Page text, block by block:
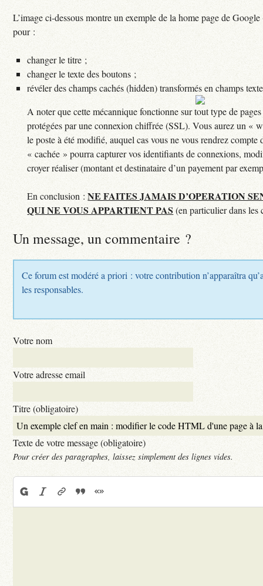
L’image ci-dessous montre un exemple de la home page de
pour :
changer le titre ;
changer le texte des boutons ;
révéler des champs cachés (hidden) transformés en champs
A noter que cette mécannique fonctionne sur tout type de
protégées par une connexion chiffrée (SSL). Vous aurez un «
le poste à été modifié, auquel cas vous ne vous rendrez compte
« cachée » pourra capturer vos identifiants de connexions,
croyer réaliser (montant et destinataire d’un payement par
En conclusion :NE FAITES JAMAIS D’OPERATION
QUI NE VOUS APPARTIENT PAS (en particulier dans
Un message, un commentaire ?
Ce forum est modéré a priori : votre contribution n’apparaîtra
les responsables.
Votre nom
Votre adresse email
Titre (obligatoire)
Texte de votre message (obligatoire)
Pour créer des paragraphes, laissez simplement des lignes vides.